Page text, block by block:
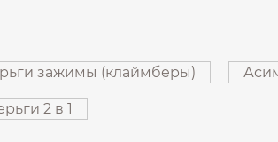
зажимы (клаймберы)
2 в 1